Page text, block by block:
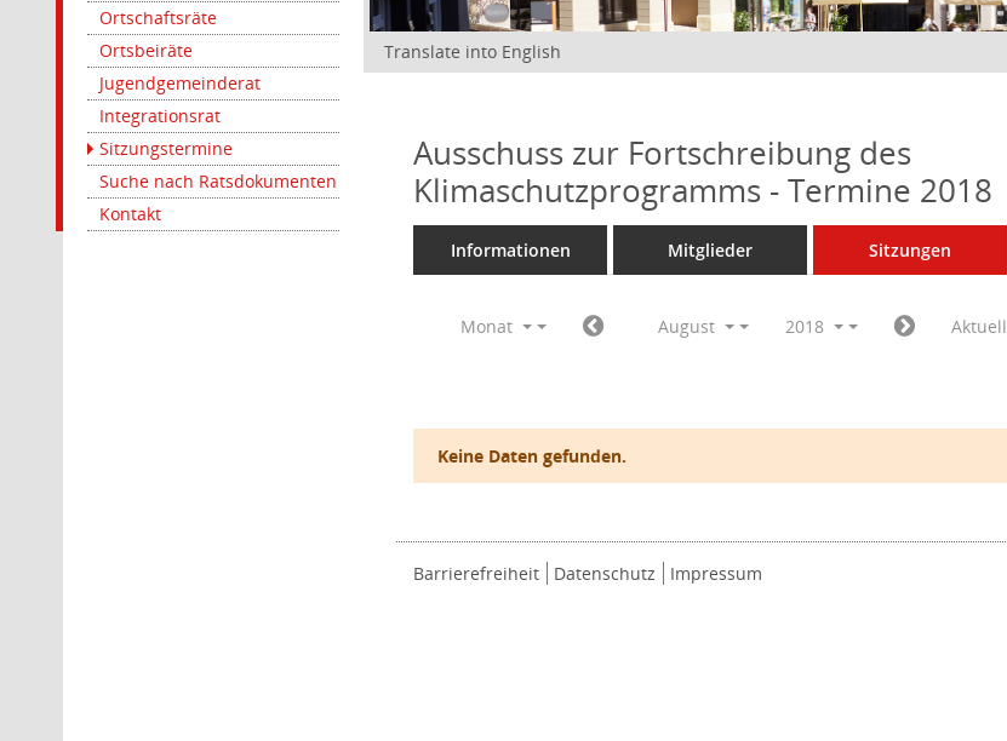
Ortschaftsräte
Ortsbeiräte
Jugendgemeinderat
Integrationsrat
Sitzungstermine
Suche nach Ratsdokumenten
Kontakt
Translate into English
Ausschuss zur Fortschreibung des
Klimaschutzprogramms - Termine 2018
Informationen Mitglieder Sitzungen
Monat August 2018 Aktuell
Keine Daten gefunden.
Barrierefreiheit Datenschutz Impressum